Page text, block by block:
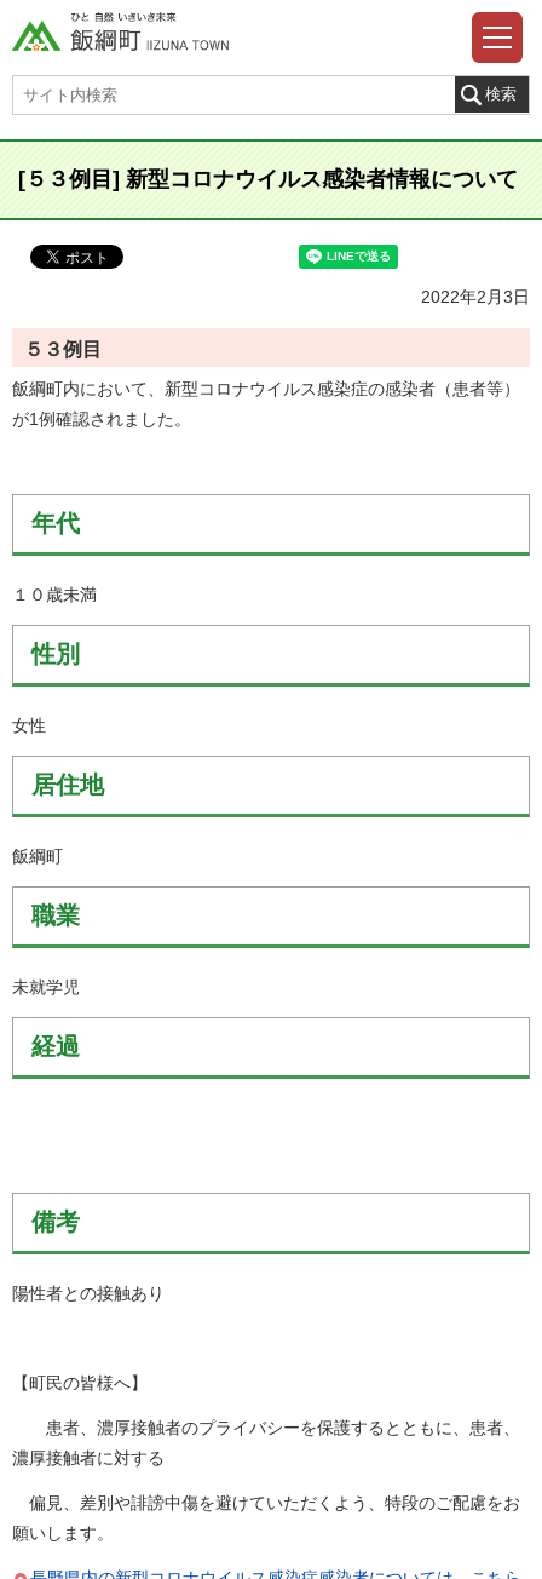
[５３例目] 新型コロナウイルス感染者情報について
2022年2月3日
５３例目
飯綱町内において、新型コロナウイルス感染症の感染者（患者等）
が1例確認されました。
年代
１０歳未満
性別
女性
居住地
飯綱町
職業
未就学児
経過
備考
陽性者との接触あり
【町民の皆様へ】
患者、濃厚接触者のプライバシーを保護するとともに、患者、
濃厚接触者に対する
偏見、差別や誹謗中傷を避けていただくよう、特段のご配慮をお
願いします。